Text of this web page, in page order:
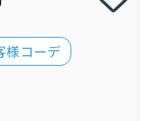
様コーデ